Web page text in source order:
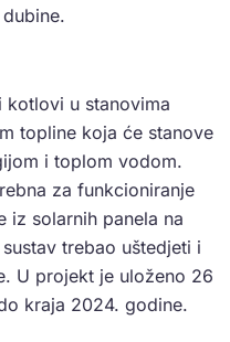
kotlovi u stanovima
topline koja će stanove
i toplom vodom.
za funkcioniranje
iz solarnih panela na
trebao uštedjeti i
U projekt je uloženo 26
kraja 2024. godine.